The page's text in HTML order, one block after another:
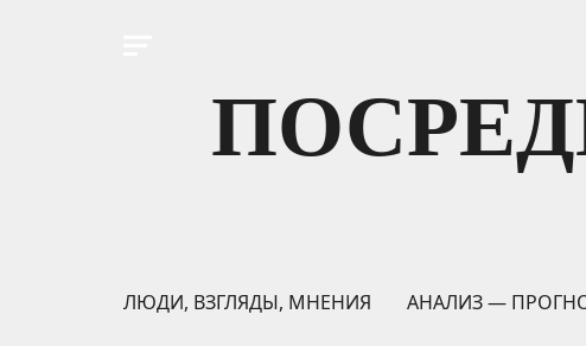
ЛЮДИ, ВЗГЛЯДЫ, МНЕНИЯ АНАЛИЗ —